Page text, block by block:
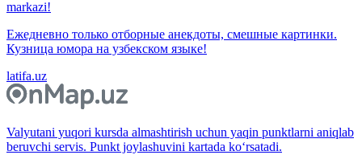
markazi!
Ежедневно только отборные анекдоты, смешные картинки.
Кузница юмора на узбекском языке!
latifa.uz
Valyutani yuqori kursda almashtirish uchun yaqin punktlarni aniqlab
beruvchi servis. Punkt joylashuvini kartada ko‘rsatadi.